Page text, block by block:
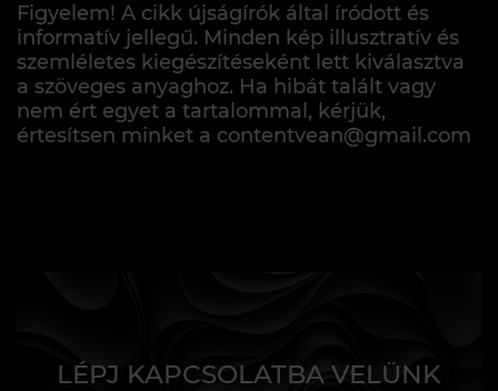
Figyelem! A cikk újságírók által íródott és
informatív jellegű. Minden kép illusztratív és
szemléletes kiegészítéseként lett kiválasztva
a szöveges anyaghoz. Ha hibát talált vagy
nem ért egyet a tartalommal, kérjük,
értesítsen minket a contentvean@gmail.com
LÉPJ KAPCSOLATBA VELÜNK